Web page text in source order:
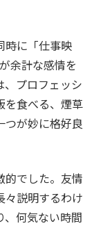
時に「仕事映
余計な感情を
、プロフェッシ
を食べる、煙草
つが妙に格好良
でした。友情
々説明するわけ
、何気ない時間